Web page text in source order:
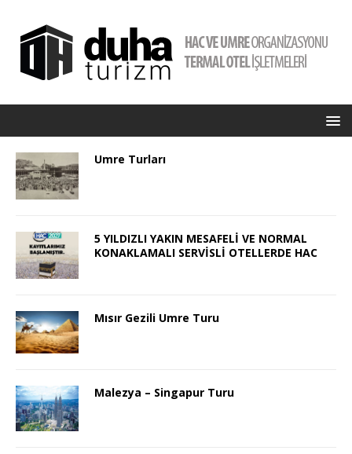
Umre Turları
5 YILDIZLI YAKIN MESAFELİ VE NORMAL
KONAKLAMALI SERVİSLİ OTELLERDE HAC
Mısır Gezili Umre Turu
Malezya – Singapur Turu